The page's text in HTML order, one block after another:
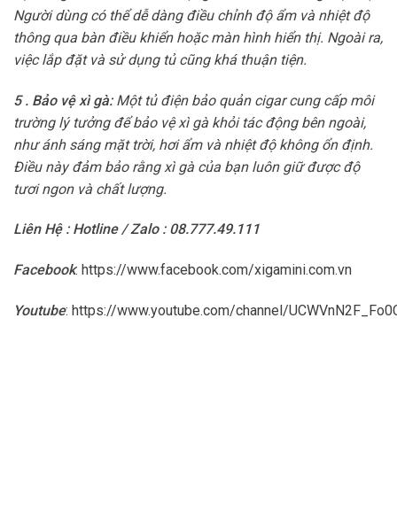
Người dùng có thể dễ dàng điều chỉnh độ ẩm và nhiệt độ
thông qua bàn điều khiển hoặc màn hình hiển thị. Ngoài ra,
việc lắp đặt và sử dụng tủ cũng khá thuận tiện.
5 . Bảo vệ xì gà:Một tủ điện bảo quản cigar cung cấp môi
trường lý tưởng để bảo vệ xì gà khỏi tác động bên ngoài,
như ánh sáng mặt trời, hơi ẩm và nhiệt độ không ổn định.
Điều này đảm bảo rằng xì gà của bạn luôn giữ được độ
tươi ngon và chất lượng.
Liên Hệ : Hotline / Zalo : 08.777.49.111
Facebook: https://www.facebook.com/xigamini.com.vn
Youtube: https://www.youtube.com/channel/